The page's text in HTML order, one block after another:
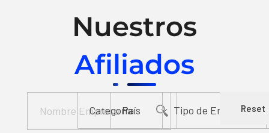
Nuestros
Afiliados
Reset